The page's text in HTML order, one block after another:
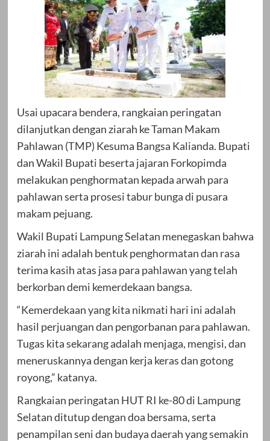
Usai upacara bendera, rangkaian peringatan
dilanjutkan dengan ziarah ke Taman Makam
Pahlawan (TMP) Kesuma Bangsa Kalianda. Bupati
dan Wakil Bupati beserta jajaran Forkopimda
melakukan penghormatan kepada arwah para
pahlawan serta prosesi tabur bunga di pusara
makam pejuang.
Wakil Bupati Lampung Selatan menegaskan bahwa
ziarah ini adalah bentuk penghormatan dan rasa
terima kasih atas jasa para pahlawan yang telah
berkorban demi kemerdekaan bangsa.
“Kemerdekaan yang kita nikmati hari ini adalah
hasil perjuangan dan pengorbanan para pahlawan.
Tugas kita sekarang adalah menjaga, mengisi, dan
meneruskannya dengan kerja keras dan gotong
royong,” katanya.
Rangkaian peringatan HUT RI ke-80 di Lampung
Selatan ditutup dengan doa bersama, serta
penampilan seni dan budaya daerah yang semakin